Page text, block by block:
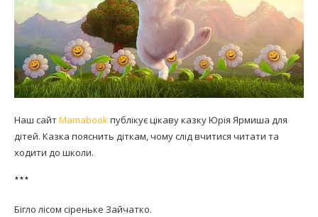
Наш сайтMamabookпублікує цікаву казку Юрія Ярмиша для
дітей. Казка пояснить діткам, чому слід вчитися читати та
ходити до школи.
***
Бігло лісом сіреньке Зайчатко.